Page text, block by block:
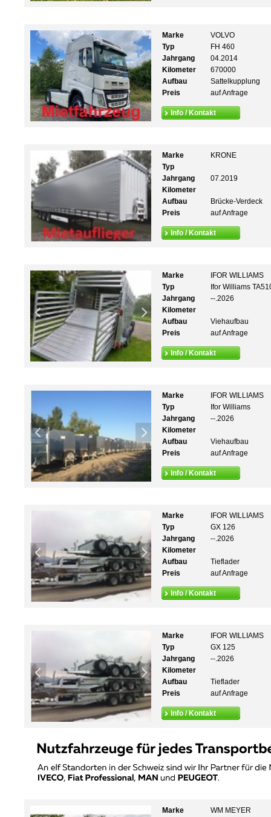
Marke
VOLVO
Typ
FH 460
Jahrgang
04.2014
Kilometer
670000
Aufbau
Sattelkupplung
Preis
auf Anfrage
Info / Kontakt
Marke
KRONE
Typ
Jahrgang
07.2019
Kilometer
Aufbau
Brücke-Verdeck
Preis
auf Anfrage
Info / Kontakt
Marke
IFOR WILLIAMS
Typ
Ifor Williams
Jahrgang
--.2026
Kilometer
Aufbau
Viehaufbau
Preis
auf Anfrage
Info / Kontakt
Marke
IFOR WILLIAMS
Typ
Ifor Williams
Jahrgang
--.2026
Kilometer
Aufbau
Viehaufbau
Preis
auf Anfrage
Info / Kontakt
Marke
IFOR WILLIAMS
Typ
GX 126
Jahrgang
--.2026
Kilometer
Aufbau
Tieflader
Preis
auf Anfrage
Info / Kontakt
Marke
IFOR WILLIAMS
Typ
GX 125
Jahrgang
--.2026
Kilometer
Aufbau
Tieflader
Preis
auf Anfrage
Info / Kontakt
Marke
WM MEYER